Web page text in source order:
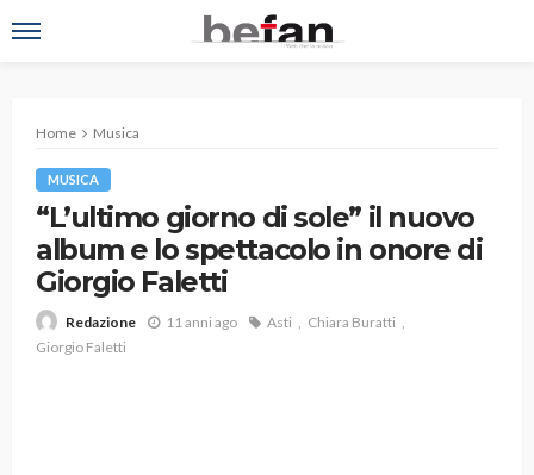
Home Musica
MUSICA
“L’ultimo giorno di sole” il nuovo
album e lo spettacolo in onore di
Giorgio Faletti
Redazione 11 anni ago Asti
Chiara Buratti
Giorgio Faletti